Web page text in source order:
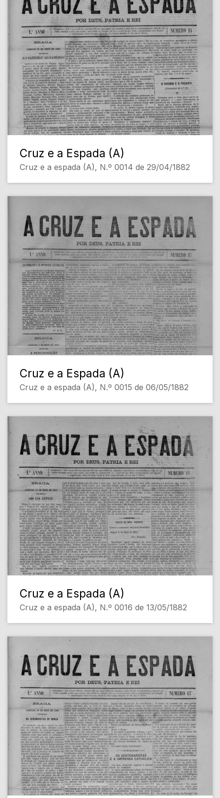
Cruz e a Espada (A)
Cruz e a espada (A), N.º 0014 de 29/04/1882
Cruz e a Espada (A)
Cruz e a espada (A), N.º 0015 de 06/05/1882
Cruz e a Espada (A)
Cruz e a espada (A), N.º 0016 de 13/05/1882